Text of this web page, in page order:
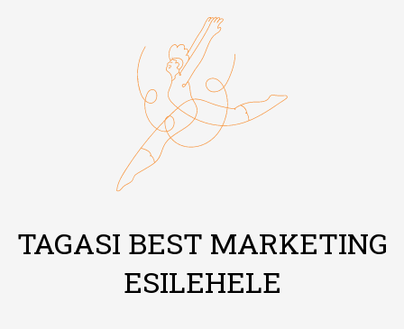
TAGASI BEST MARKETING
ESILEHELE